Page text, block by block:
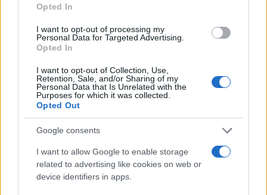
Opted In
I want to opt-out of processing my
Personal Data for Targeted Advertising.
Opted In
I want to opt-out of Collection, Use,
Retention, Sale, and/or Sharing of my
Personal Data that Is Unrelated with the
Purposes for which it was collected.
Opted Out
Google consents
I want to allow Google to enable storage
related to advertising like cookies on web or
device identifiers in apps.
dimostrato dal clamoroso flop delle proteste nelle
stazioni ferroviarie che avrebbero dovuto bloccare
il Paese. I verino-vaxringraziano: non hanno mai
ricevuto così tanta attenzione.
L’obbligatorietà genera mostri (
civile chi non si vaccina
) e crea pertanto pericolosi
potrebbe venire in soccorso, ma forse è troppo
tardi: le posizioni si sono cristallizzate, non sono